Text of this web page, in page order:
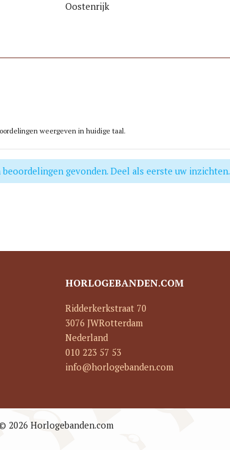
Oostenrijk
weergeven in huidige taal.
beoordelingen gevonden. Deel als eerste uw inzichten.
HORLOGEBANDEN.COM
Ridderkerkstraat 70
3076 JWRotterdam
Nederland
010 223 57 53
info@horlogebanden.com
2026 Horlogebanden.com